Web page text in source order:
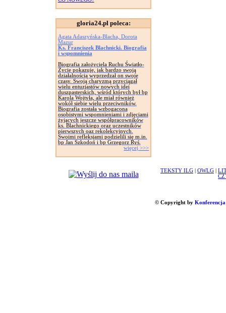
gloria24.pl poleca:
Agata Adaszyńska-Blacha, Dorota
Mazur
Ks. Franciszek Blachnicki. Biografia
i wspomnienia
Biografia założyciela Ruchu Światło-
Życie pokazuje, jak bardzo swoją
działalnością wyprzedzał on swoje
czasy. Swoją charyzmą przyciągał
wielu entuzjastów nowych idei
duszpasterskich, wśród których był bp
Karola Wojtyła, ale miał również
wokół siebie wielu przeciwników.
Biografia została wzbogacona
osobistymi wspomnieniami i zdjęciami
żyjących jeszcze współpracowników
ks. Blachnickiego oraz uczestników
pierwszych oaz rekolekcyjnych.
Swoimi refleksjami podzielili się m.in.
bp Jan Szkodoń i bp Grzegorz Ryś.
więcej >>>
TEKSTY ILG OWLG
© Copyright by Konferencja